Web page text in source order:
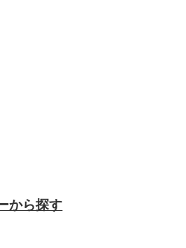
から探す